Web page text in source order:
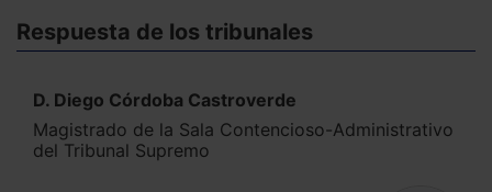
Respuesta de los tribunales
D. Diego Córdoba Castroverde
Magistrado de la Sala Contencioso-Administrativo
del Tribunal Supremo